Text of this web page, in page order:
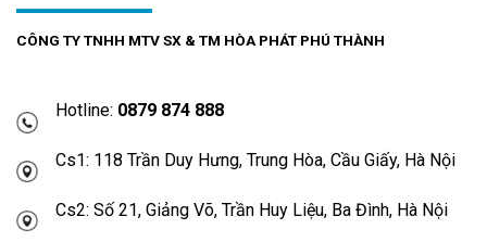
CÔNG TY TNHH MTV SX & TM HÒA PHÁT PHÚ THÀNH
Hotline: 0879 874 888
Cs1: 118 Trần Duy Hưng, Trung Hòa, Cầu Giấy, Hà Nội
Cs2: Số 21, Giảng Võ, Trần Huy Liệu, Ba Đình, Hà Nội